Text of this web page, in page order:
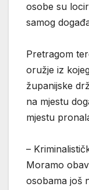
osobe su
samog
Pretragom
oružje iz
županijske
na mjestu
mjestu
–
Moramo
osobama još